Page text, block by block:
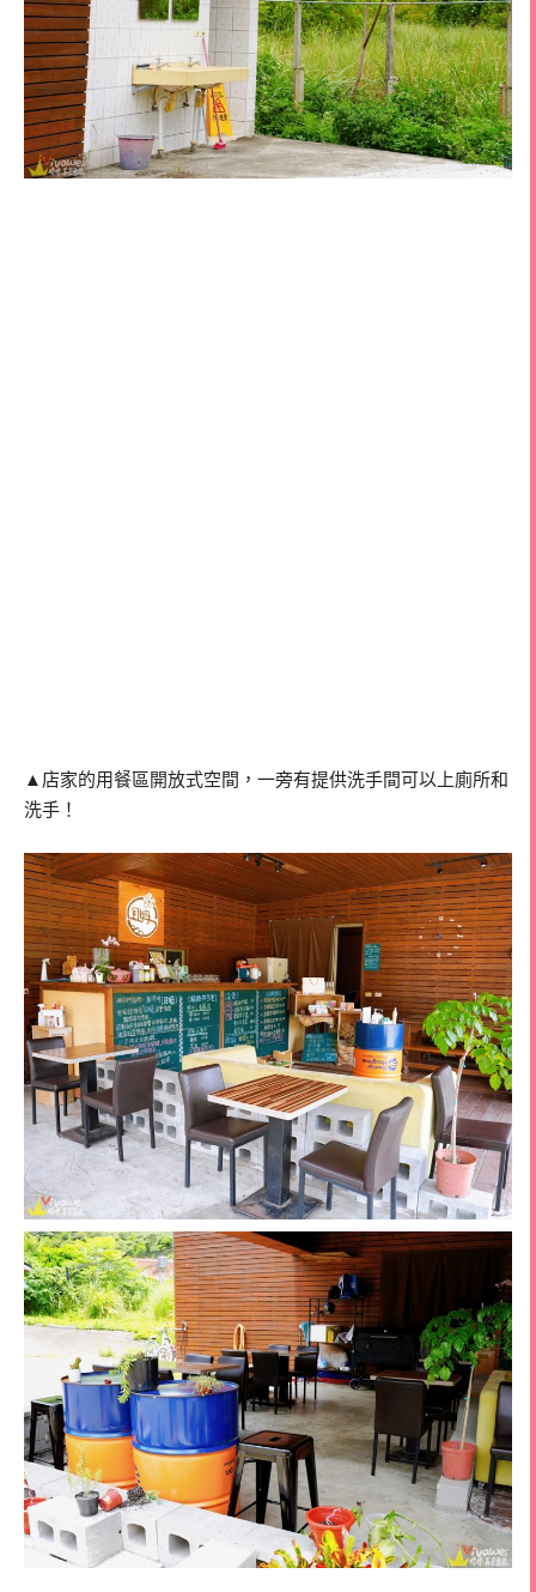
▲店家的用餐區開放式空間，一旁有提供洗手間可以上廁所和
洗手！